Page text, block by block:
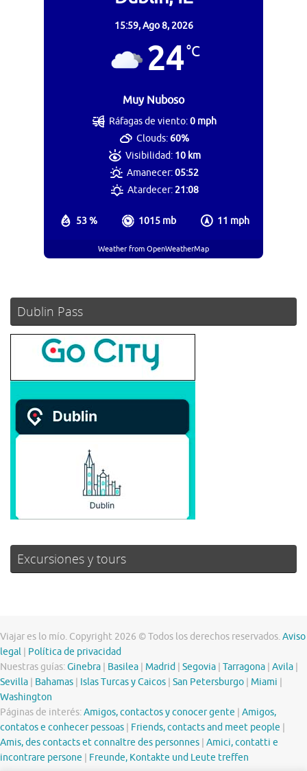
15:59,Ago 8, 2026
24°C
Muy Nuboso
53 % 1015 mb 11 mph
Ráfagas de viento:0 mph
Clouds:60%
Visibilidad: 10 km
Amanecer:05:52
Atardecer:21:08
Weather from OpenWeatherMap
Dublin Pass
Excursiones y tours
Viajar es lo mío. Copyright 2026 © Todos los derechos reservados.Aviso
legal
Política de privacidad
Nuestras guías:Ginebra Basilea Madrid Segovia Tarragona Avila
Sevilla
Bahamas Islas Turcas y Caicos San Petersburgo Miami
Washington
Páginas de interés:Amigos, contactos y conocer gente
Amigos,
contatos e conhecer pessoas
Friends, contacts and meet people
Amis, des contacts et connaître des personnes Amici, contatti e
incontrare persone
Freunde, Kontakte und Leute treffen